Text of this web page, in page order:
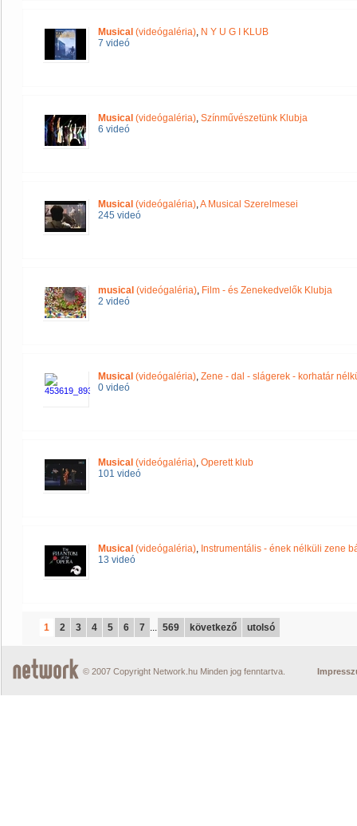
Musical (videógaléria), N Y U G I KLUB
7 videó
Musical (videógaléria), Színművészetünk Klubja
6 videó
Musical (videógaléria),A Musical Szerelmesei
245 videó
musical (videógaléria), Film - és Zenekedvelők Klubja
2 videó
Musical (videógaléria), Zene - dal - slágerek - korhatár
0 videó
Musical (videógaléria), Operett klub
101 videó
Musical (videógaléria), Instrumentális - ének nélküli zene
13 videó
1 2 3 4 5 6 7 ... 569 következő utolsó
© 2007 Copyright Network.hu Minden jog fenntartva.